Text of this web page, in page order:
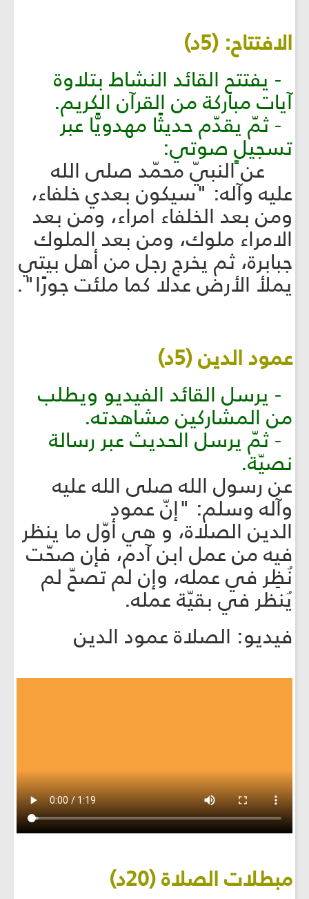
الافتتاح: (5د)
- يفتتح القائد النشاط بتلاوة
آيات مباركة من القرآن الكريم.
- ثمّ يقدّم حديثًا مهدويًّا عبر
تسجيلٍ صوتي:
عن النبيّ محمّد صلى الله
عليه وآله: "سيكون بعدي خلفاء،
ومن بعد الخلفاء امراء، ومن بعد
الامراء ملوك، ومن بعد الملوك
جبابرة، ثم يخرج رجل من أهل بيتي
يملأ الأرض عدلا كما ملئت جورًا".
عمود الدين (5د)
- يرسل القائد الفيديو ويطلب
من المشاركين مشاهدته.
- ثمّ يرسل الحديث عبر رسالة
نصيّة.
عن رسول الله صلى الله عليه
وآله وسلم: "إنّ عمود
الدين الصلاة، و هي أوّل ما ينظر
فيه من عمل ابن آدم، فإن صحّت
نُظِر في عمله، وإن لم تصحّ لم
يُنظر في بقيّة عمله.
فيديو: الصلاة عمود الدين
مبطلات الصلاة (20د)